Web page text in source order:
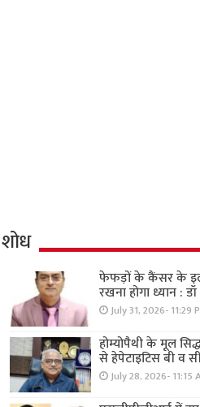
शोध
फेफड़ों के कैंसर के
रखना होगा ध्यान :
July 31, 2026- 11:29
होम्योपैथी के मूल
से हेपेटाइटिस बी व
July 28, 2026- 11:15